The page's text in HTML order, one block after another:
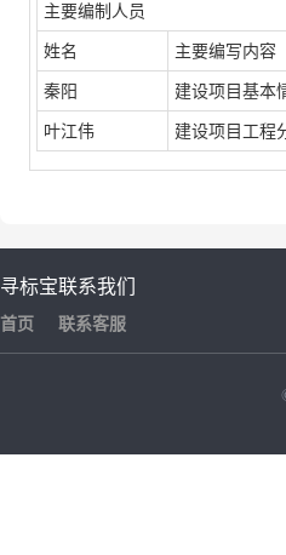
主要编制人员
姓名 主要编写内容
秦阳 建设项目基本
叶江伟 建设项目工程
寻标宝
首页
联系我们
联系客服